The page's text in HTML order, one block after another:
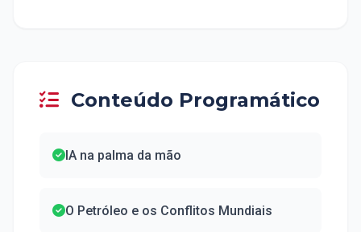
Conteúdo Programático
IA na palma da mão
O Petróleo e os Conflitos Mundiais